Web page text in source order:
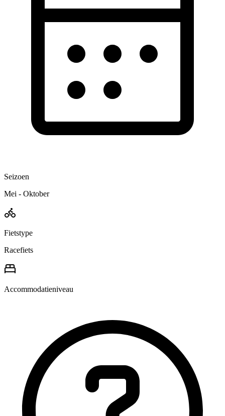
Seizoen
Mei - Oktober
Fietstype
Racefiets
Accommodatieniveau